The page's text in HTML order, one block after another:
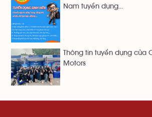
Nam tuyển dụng...
Thông tin tuyển dụng của
Motors